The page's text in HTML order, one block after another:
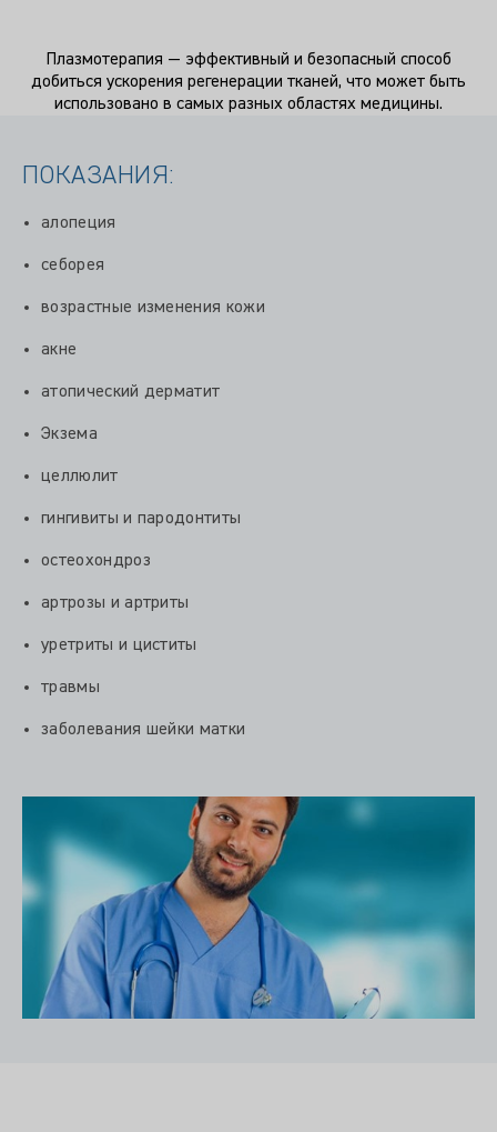
Плазмотерапия — эффективный и безопасный способ
добиться ускорения регенерации тканей, что может быть
использовано в самых разных областях медицины.
ПОКАЗАНИЯ:
алопеция
себорея
возрастные изменения кожи
акне
атопический дерматит
Экзема
целлюлит
гингивиты и пародонтиты
остеохондроз
артрозы и артриты
уретриты и циститы
травмы
заболевания шейки матки